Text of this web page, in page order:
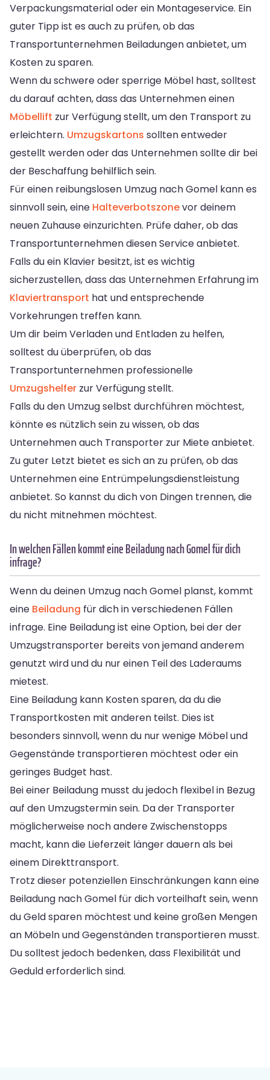
Verpackungsmaterial oder ein Montageservice. Ein
guter Tipp ist es auch zu prüfen, ob das
Transportunternehmen Beiladungen anbietet, um
Kosten zu sparen.
Wenn du schwere oder sperrige Möbel hast, solltest
du darauf achten, dass das Unternehmen einen
Möbellift zur Verfügung stellt, um den Transport zu
erleichtern. Umzugskartons sollten entweder
gestellt werden oder das Unternehmen sollte dir bei
der Beschaffung behilflich sein.
Für einen reibungslosen Umzug nach Gomel kann es
sinnvoll sein, eine Halteverbotszonevor deinem
neuen Zuhause einzurichten. Prüfe daher, ob das
Transportunternehmen diesen Service anbietet.
Falls du ein Klavier besitzt, ist es wichtig
sicherzustellen, dass das Unternehmen Erfahrung im
Klaviertransport hat und entsprechende
Vorkehrungen treffen kann.
Um dir beim Verladen und Entladen zu helfen,
solltest du überprüfen, ob das
Transportunternehmen professionelle
Umzugshelfer zur Verfügung stellt.
Falls du den Umzug selbst durchführen möchtest,
könnte es nützlich sein zu wissen, ob das
Unternehmen auch Transporter zur Miete anbietet.
Zu guter Letzt bietet es sich an zu prüfen, ob das
Unternehmen eine Entrümpelungsdienstleistung
anbietet. So kannst du dich von Dingen trennen, die
du nicht mitnehmen möchtest.
In welchen Fällen kommt eine Beiladung nach Gomel für dich
infrage?
Wenn du deinen Umzug nach Gomel planst, kommt
eine Beiladung für dich in verschiedenen Fällen
infrage. Eine Beiladung ist eine Option, bei der der
Umzugstransporter bereits von jemand anderem
genutzt wird und du nur einen Teil des Laderaums
mietest.
Eine Beiladung kann Kosten sparen, da du die
Transportkosten mit anderen teilst. Dies ist
besonders sinnvoll, wenn du nur wenige Möbel und
Gegenstände transportieren möchtest oder ein
geringes Budget hast.
Bei einer Beiladung musst du jedoch flexibel in Bezug
auf den Umzugstermin sein. Da der Transporter
möglicherweise noch andere Zwischenstopps
macht, kann die Lieferzeit länger dauern als bei
einem Direkttransport.
Trotz dieser potenziellen Einschränkungen kann eine
Beiladung nach Gomel für dich vorteilhaft sein, wenn
du Geld sparen möchtest und keine großen Mengen
an Möbeln und Gegenständen transportieren musst.
Du solltest jedoch bedenken, dass Flexibilität und
Geduld erforderlich sind.